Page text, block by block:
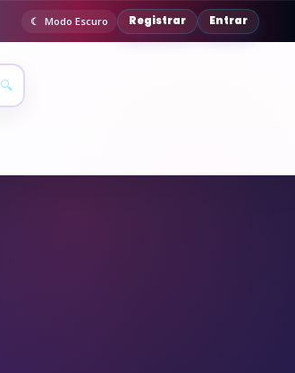
Modo Escuro Registrar Entrar
🔍